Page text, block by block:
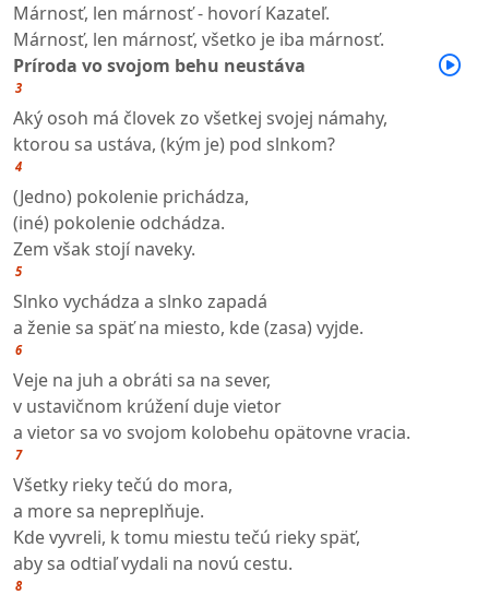
Márnosť, len márnosť - hovorí Kazateľ.
Márnosť, len márnosť, všetko je iba márnosť.
Príroda vo svojom behu neustáva
3
Aký osoh má človek zo všetkej svojej námahy,
ktorou sa ustáva, (kým je) pod slnkom?
4
(Jedno) pokolenie prichádza,
(iné) pokolenie odchádza.
Zem však stojí naveky.
5
Slnko vychádza a slnko zapadá
a ženie sa späť na miesto, kde (zasa) vyjde.
6
Veje na juh a obráti sa na sever,
v ustavičnom krúžení duje vietor
a vietor sa vo svojom kolobehu opätovne vracia.
7
Všetky rieky tečú do mora,
a more sa nepreplňuje.
Kde vyvreli, k tomu miestu tečú rieky späť,
aby sa odtiaľ vydali na novú cestu.
8